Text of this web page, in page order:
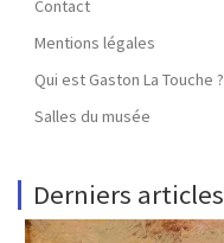
Contact
Mentions légales
Qui est Gaston La Touche ?
Salles du musée
Derniers articles